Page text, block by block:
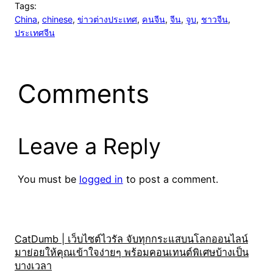
Tags:
China, chinese, ข่าวต่างประเทศ, คนจีน, จีน, จูบ, ชาวจีน
ประเทศจีน
Comments
Leave a Reply
You must be logged in to post a comment.
CatDumb | เว็บไซต์ไวรัล จับทุกกระแสบนโลกออนไลน์
มาย่อยให้คุณเข้าใจง่ายๆ พร้อมคอนเทนต์พิเศษบ้างเป็น
บางเวลา